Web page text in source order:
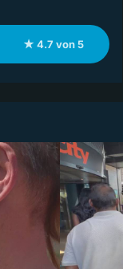
★ 4.7 von 5